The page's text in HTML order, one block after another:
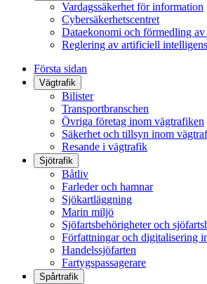
Vardagssäkerhet för information
Cybersäkerhetscentret
Dataekonomi och förmedling av
Reglering av artificiell intelligens
Första sidan
Vägtrafik
Bilister
Transportbranschen
Övriga företag inom vägtrafiken
Säkerhet och tillsyn inom
Resande i vägtrafik
Sjötrafik
Båtliv
Farleder och hamnar
Sjökartläggning
Marin miljö
Sjöfartsbehörigheter och
Författningar och digitalisering
Handelssjöfarten
Fartygspassagerare
Spårtrafik